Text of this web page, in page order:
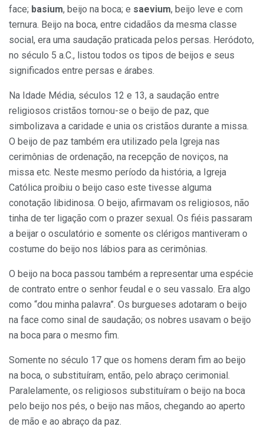
face; basium, beijo na boca; e saevium, beijo leve e com
ternura. Beijo na boca, entre cidadãos da mesma classe
social, era uma saudação praticada pelos persas. Heródoto,
no século 5 a.C., listou todos os tipos de beijos e seus
significados entre persas e árabes.
Na Idade Média, séculos 12 e 13, a saudação entre
religiosos cristãos tornou-se o beijo de paz, que
simbolizava a caridade e unia os cristãos durante a missa.
O beijo de paz também era utilizado pela Igreja nas
cerimônias de ordenação, na recepção de noviços, na
missa etc. Neste mesmo período da história, a Igreja
Católica proibiu o beijo caso este tivesse alguma
conotação libidinosa. O beijo, afirmavam os religiosos, não
tinha de ter ligação com o prazer sexual. Os fiéis passaram
a beijar o osculatório e somente os clérigos mantiveram o
costume do beijo nos lábios para as cerimônias.
O beijo na boca passou também a representar uma espécie
de contrato entre o senhor feudal e o seu vassalo. Era algo
como “dou minha palavra”. Os burgueses adotaram o beijo
na face como sinal de saudação; os nobres usavam o beijo
na boca para o mesmo fim.
Somente no século 17 que os homens deram fim ao beijo
na boca, o substituíram, então, pelo abraço cerimonial.
Paralelamente, os religiosos substituíram o beijo na boca
pelo beijo nos pés, o beijo nas mãos, chegando ao aperto
de mão e ao abraço da paz.